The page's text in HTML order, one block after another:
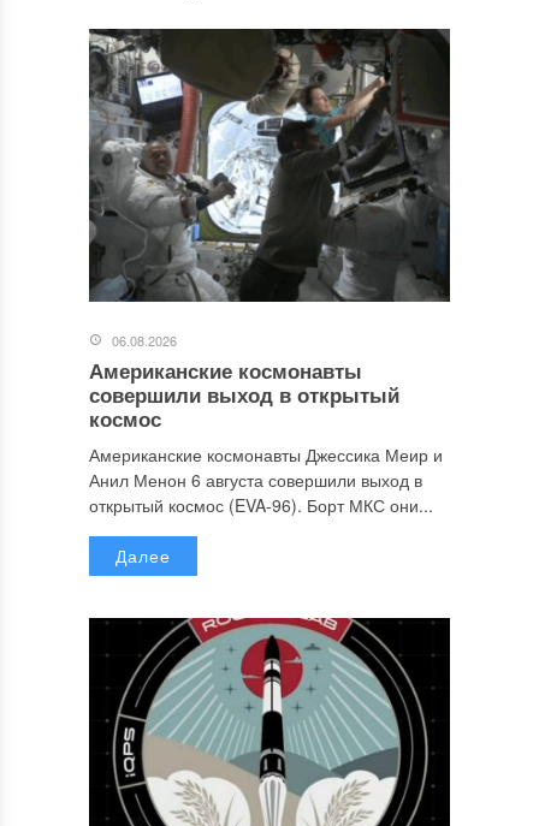
06.08.2026
Американские космонавты
совершили выход в открытый
космос
Американские космонавты Джессика Меир и
Анил Менон 6 августа совершили выход в
открытый космос (EVA-96). Борт МКС они...
Далее